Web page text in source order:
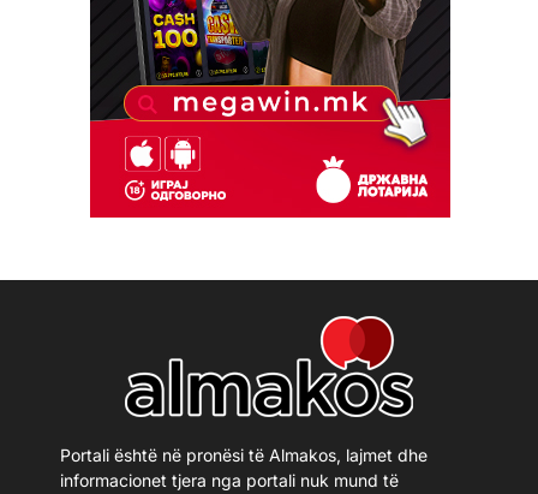
Portali është në pronësi të Almakos, lajmet dhe
informacionet tjera nga portali nuk mund të